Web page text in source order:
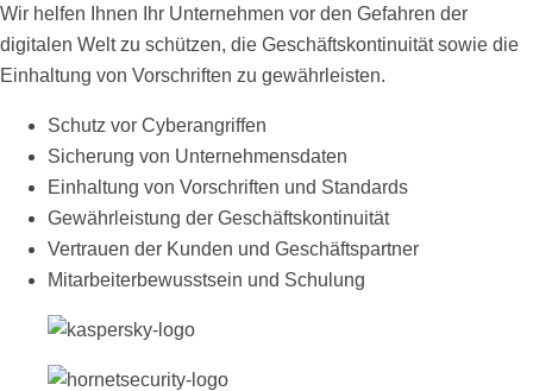
Wir helfen Ihnen Ihr Unternehmen vor den Gefahren der
digitalen Welt zu schützen, die Geschäftskontinuität sowie die
Einhaltung von Vorschriften zu gewährleisten.
Schutz vor Cyberangriffen
Sicherung von Unternehmensdaten
Einhaltung von Vorschriften und Standards
Gewährleistung der Geschäftskontinuität
Vertrauen der Kunden und Geschäftspartner
Mitarbeiterbewusstsein und Schulung